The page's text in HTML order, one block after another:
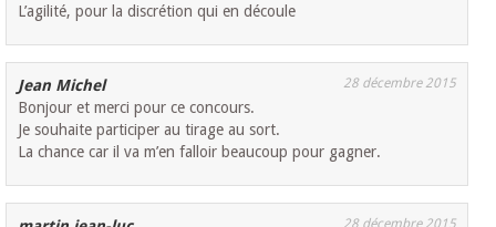
L’agilité, pour la discrétion qui en découle
Jean Michel 28 décembre 2015
Bonjour et merci pour ce concours.
Je souhaite participer au tirage au sort.
La chance car il va m’en falloir beaucoup pour gagner.